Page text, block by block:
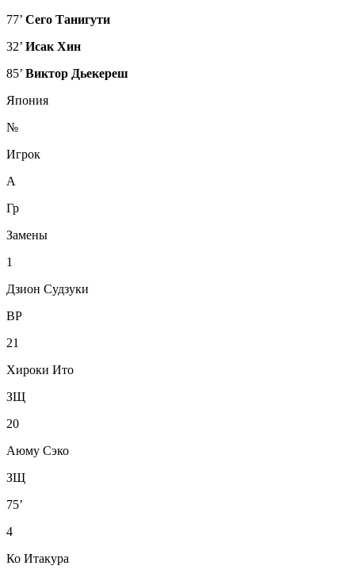
77’ Сего Танигути
32’ Исак Хин
85’ Виктор Дьекереш
Япония
№
Игрок
А
Гр
Замены
1
Дзион Судзуки
ВР
21
Хироки Ито
ЗЩ
20
Аюму Сэко
ЗЩ
75’
4
Ко Итакура